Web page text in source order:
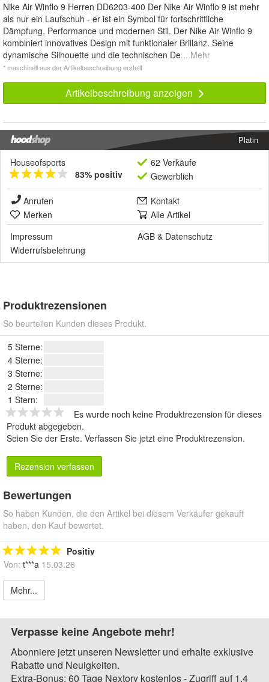
Nike Air Winflo 9 Herren DD6203-400 Der Nike Air Winflo 9 ist mehr
als nur ein Laufschuh - er ist ein Symbol für fortschrittliche
Dämpfung, Performance und modernen Stil. Der Nike Air Winflo 9
kombiniert innovatives Design mit funktionaler Brillanz. Seine
dynamische Silhouette und die technischen De... Mehr
* maschinell aus der Artikelbeschreibung erstellt
Artikelbeschreibung anzeigen
Platin
Houseofsports
83% positiv
62 Verkäufe
Gewerblich
Anrufen
Kontakt
Merken
Alle Artikel
Impressum
AGB & Datenschutz
Widerrufsbelehrung
Produktrezensionen
So beurteilen Kunden dieses Produkt.
5 Sterne:
4 Sterne:
3 Sterne:
2 Sterne:
1 Stern:
Es wurde noch keine Produktrezension für dieses
Produkt abgegeben.
Seien Sie der Erste. Verfassen Sie jetzt eine Produktrezension.
Rezension verfassen
Bewertungen
So haben Kunden, die den Artikel bei diesem Verkäufer gekauft
haben, den Kauf bewertet.
Positiv
Von: t***a 15.03.26
Mehr...
Verpasse keine Angebote mehr!
Abonniere jetzt unseren Newsletter und erhalte exklusive
Rabatte und Neuigkeiten.
Extra-Bonus: 60 Tage Nextory kostenlos - Zugriff auf 1,4